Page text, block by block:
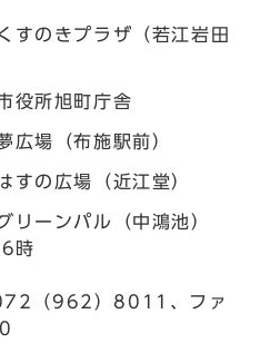
すのきプラザ（若江岩田
役所旭町庁舎
広場（布施駅前）
すの広場（近江堂）
リーンパル（中鴻池）
時
（962）8011、ファ